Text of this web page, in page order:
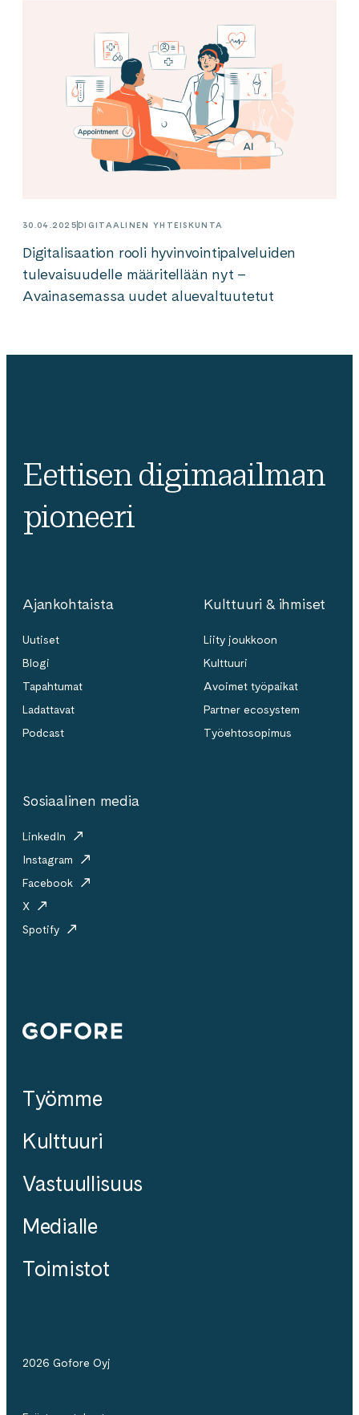
30.04.2025DIGITAALINEN YHTEISKUNTA
Digitalisaation rooli hyvinvointipalveluiden
tulevaisuudelle määritellään nyt –
Avainasemassa uudet aluevaltuutetut
Eettisen digimaailman
pioneeri
Ajankohtaista
Uutiset
Blogi
Tapahtumat
Ladattavat
Podcast
Kulttuuri & ihmiset
Liity joukkoon
Kulttuuri
Avoimet työpaikat
Partner ecosystem
Työehtosopimus
Sosiaalinen media
LinkedIn
Instagram
Facebook
X
Spotify
Gofore
Työmme
Kulttuuri
Vastuullisuus
Medialle
Toimistot
2026 Gofore Oyj